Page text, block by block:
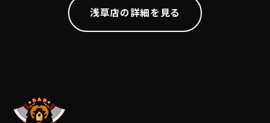
浅草店の詳細を見る